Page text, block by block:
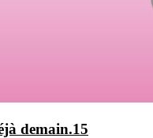
demain.15